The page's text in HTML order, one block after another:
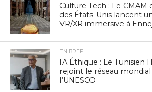
Culture Tech : Le CMAM
des États-Unis lancent
VR/XR immersive à
EN BREF
IA Éthique : Le Tunisien
rejoint le réseau mondial
l’UNESCO